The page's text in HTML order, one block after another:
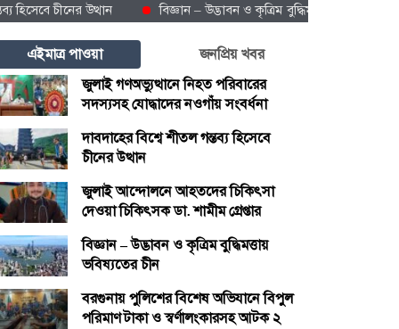
চীনের উত্থান বিজ্ঞান – উদ্ভাবন ও কৃত্রিম বুদ্ধিমত্তায় ভবিষ্যতের চীন
এইমাত্র পাওয়া
জনপ্রিয় খবর
জুলাই গণঅভ্যুত্থানে নিহত পরিবারের
সদস্যসহ যোদ্ধাদের নওগাঁয় সংবর্ধনা
দাবদাহের বিশ্বে শীতল গন্তব্য হিসেবে
চীনের উত্থান
জুলাই আন্দোলনে আহতদের চিকিৎসা
দেওয়া চিকিৎসক ডা. শামীম গ্রেপ্তার
বিজ্ঞান – উদ্ভাবন ও কৃত্রিম বুদ্ধিমত্তায়
ভবিষ্যতের চীন
বরগুনায় পুলিশের বিশেষ অভিযানে বিপুল
পরিমাণ টাকা ও স্বর্ণালংকারসহ আটক ২